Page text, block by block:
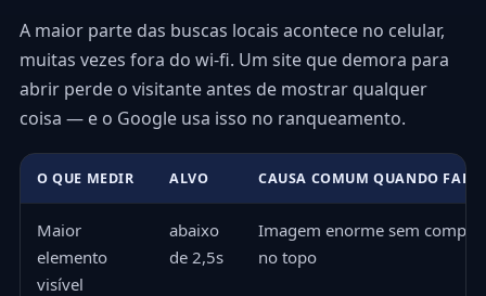
A maior parte das buscas locais acontece no celular,
muitas vezes fora do wi-fi. Um site que demora para
abrir perde o visitante antes de mostrar qualquer
coisa — e o Google usa isso no ranqueamento.
O QUE MEDIR ALVO CAUSA COMUM QUANDO
Maior
elemento
visível
abaixo
de 2,5s
Imagem enorme sem
no topo